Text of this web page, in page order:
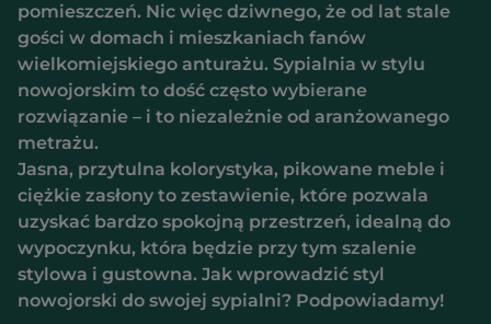
pomieszczeń. Nic więc dziwnego, że od lat stale
gości w domach i mieszkaniach fanów
wielkomiejskiego anturażu. Sypialnia w stylu
nowojorskim to dość często wybierane
rozwiązanie – i to niezależnie od aranżowanego
metrażu.
Jasna, przytulna kolorystyka, pikowane meble i
ciężkie zasłony to zestawienie, które pozwala
uzyskać bardzo spokojną przestrzeń, idealną do
wypoczynku, która będzie przy tym szalenie
stylowa i gustowna. Jak wprowadzić styl
nowojorski do swojej sypialni? Podpowiadamy!